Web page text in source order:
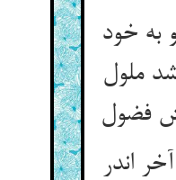
به خود
ملول
فضول
اندر